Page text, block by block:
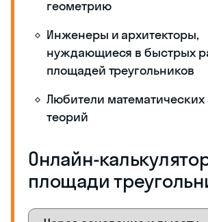
геометрию
Инженеры и архитекторы,
нуждающиеся в быстрых
площадей треугольников
Любители математических
теорий
Онлайн-
площади